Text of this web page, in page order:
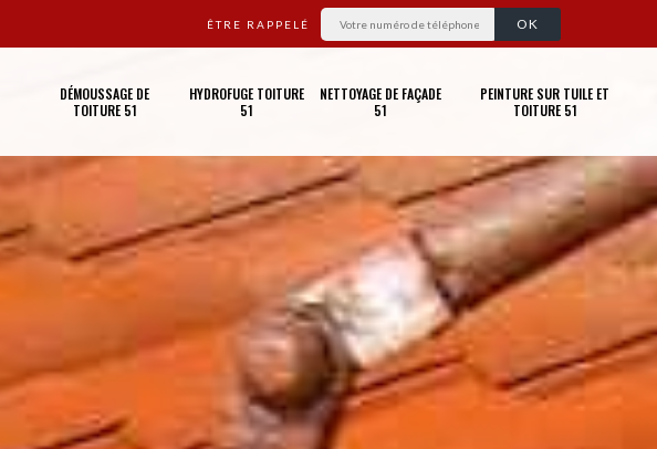
ÊTRE RAPPELÉ
DÉMOUSSAGE DE
TOITURE 51
HYDROFUGE TOITURE
51
NETTOYAGE DE FAÇADE
51
PEINTURE SUR TUILE ET
TOITURE 51